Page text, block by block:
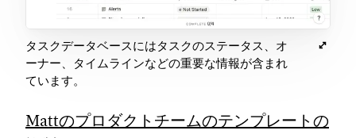
タスクデータベースにはタスクのステータス、オ
ーナー、タイムラインなどの重要な情報が含まれ
ています。
Mattのプロダクトチームのテンプレートの